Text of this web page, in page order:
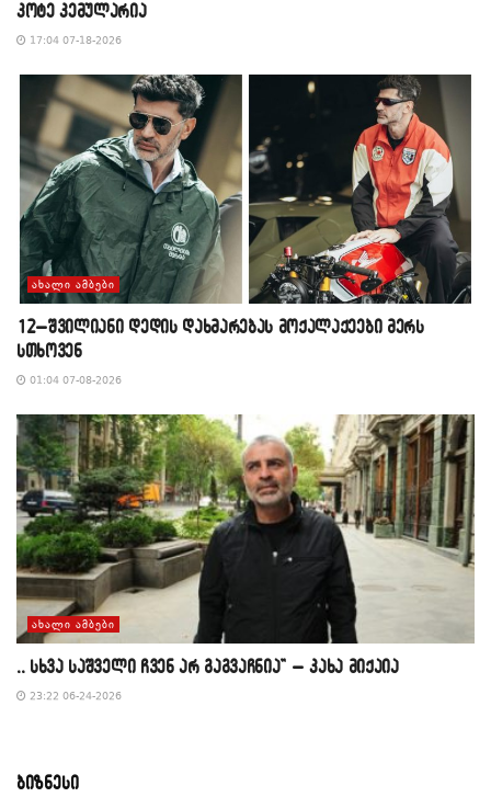
კოტე კემულარია
17:04 07-18-2026
ᲐᲮᲐᲚᲘ ᲐᲛᲑᲔᲑᲘ
12–შვილიანი დედის დახმარებას მოქალაქეები მერს
სთხოვენ
01:04 07-08-2026
ᲐᲮᲐᲚᲘ ᲐᲛᲑᲔᲑᲘ
,, სხვა საშველი ჩვენ არ გაგვაჩნია” – კახა მიქაია
23:22 06-24-2026
ბიზნესი